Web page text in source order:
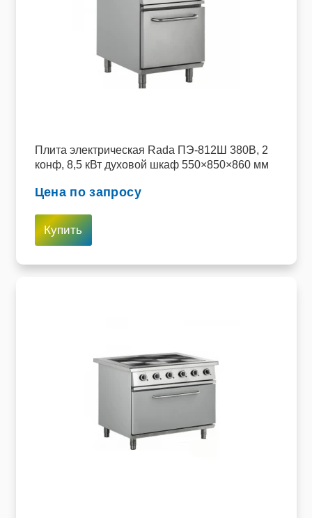
Плита электрическая Rada ПЭ-812Ш 380В, 2
конф, 8,5 кВт духовой шкаф 550×850×860 мм
Цена по запросу
Купить